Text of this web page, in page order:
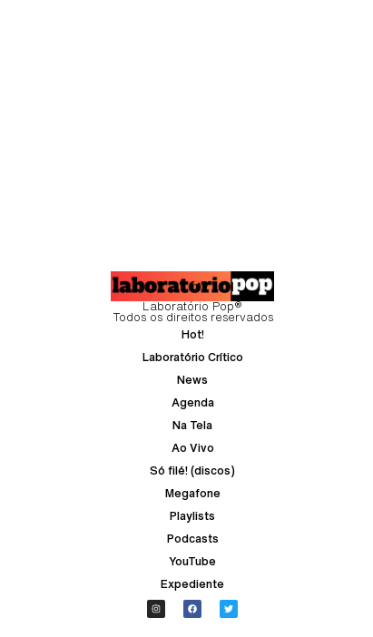
Laboratório Pop®
Todos os direitos reservados
Hot!
Laboratório Crítico
News
Agenda
Na Tela
Ao Vivo
Só filé! (discos)
Megafone
Playlists
Podcasts
YouTube
Expediente